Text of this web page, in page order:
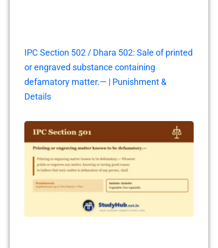
IPC Section 502 / Dhara 502: Sale of printed
or engraved substance containing
defamatory matter.— | Punishment &
Details